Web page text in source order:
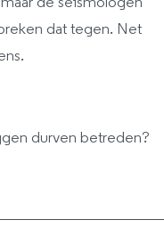
dat tegen. Net
durven betreden?